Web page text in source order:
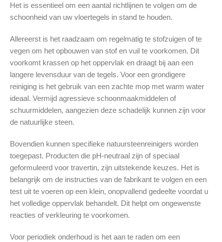
Het is essentieel om een aantal richtlijnen te volgen om de
schoonheid van uw vloertegels in stand te houden.
Allereerst is het raadzaam om regelmatig te stofzuigen of te
vegen om het opbouwen van stof en vuil te voorkomen. Dit
voorkomt krassen op het oppervlak en draagt bij aan een
langere levensduur van de tegels. Voor een grondigere
reiniging is het gebruik van een zachte mop met warm water
ideaal. Vermijd agressieve schoonmaakmiddelen of
schuurmiddelen, aangezien deze schadelijk kunnen zijn voor
de natuurlijke steen.
Bovendien kunnen specifieke natuursteenreinigers worden
toegepast. Producten die pH-neutraal zijn of speciaal
geformuleerd voor travertin, zijn uitstekende keuzes. Het is
belangrijk om de instructies van de fabrikant te volgen en een
test uit te voeren op een klein, onopvallend gedeelte voordat u
het volledige oppervlak behandelt. Dit helpt om ongewenste
reacties of verkleuring te voorkomen.
Voor periodiek onderhoud is het aan te raden om een